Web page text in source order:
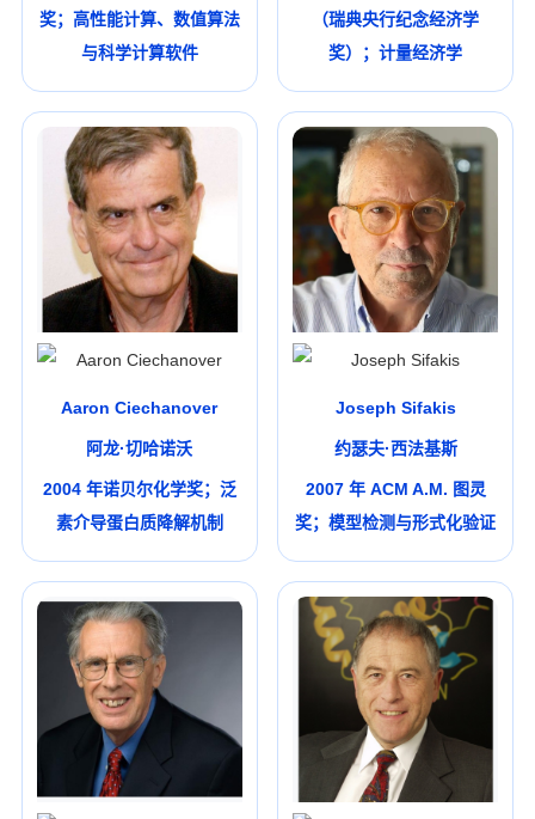
奖；高性能计算、数值算法
与科学计算软件
（瑞典央行纪念经济学
奖）；计量经济学
Aaron Ciechanover
阿龙·切哈诺沃
2004 年诺贝尔化学奖；泛
素介导蛋白质降解机制
Joseph Sifakis
约瑟夫·西法基斯
2007 年 ACM A.M. 图灵
奖；模型检测与形式化验证